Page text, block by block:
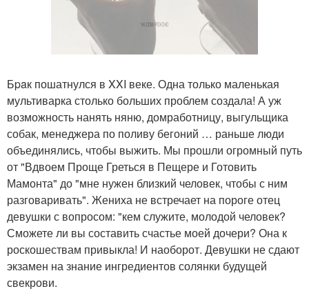
Бpaк пошатнулся в XXI веке. Одна только маленькая
мультиварка столько больших проблем создала! А уж
возможность нанять няню, домработницу, выгульщика
собак, менеджера по поливу бегоний … раньше люди
объединялись, чтобы выжить. Мы прошли огромный путь
от "Вдвоем Проще Греться в Пещере и Готовить
Мамонта" до "мне нужен близкий человек, чтобы с ним
разговаривать". Жениха не встречает на пороге отец
девушки с вопросом: "кем служите, молодой человек?
Сможете ли вы составить счастье моей дочери? Она к
роскошествам привыкла! И наоборот. Девушки не сдают
экзамен на знание ингредиентов солянки будущей
свекрови.